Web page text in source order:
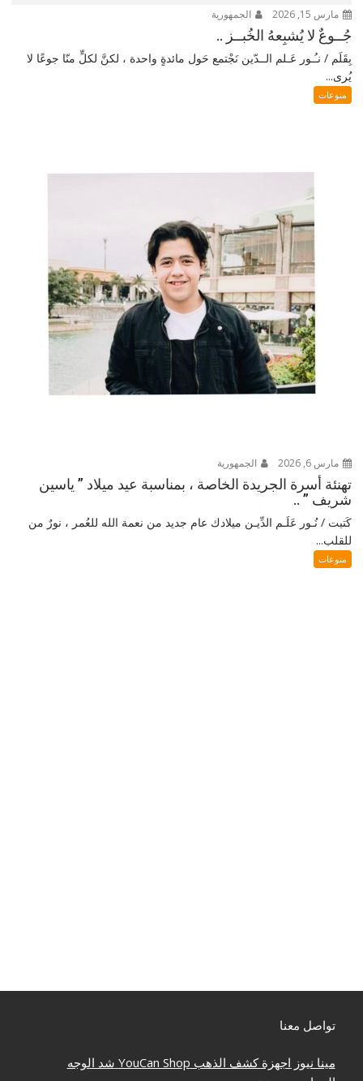
مارس 15, 2026 الجمهورية
جُــوعٌ لا يُشبِعهُ الخُبــز ..
بِقَلَم / نـُـور عَـلم الــدّين نَجْتمع حَول مائدةٍ واحدة ، لكنَّ لكلٍّ منّا جوعًا لا
يُرى...
منوعات
مارس 6, 2026 الجمهورية
تهنئة أسرة الجريدة الخاصة ، بمناسبة عيد ميلاد ” ياسين
شريف ” ..
كَتبت / نُـور عَلَـم الدِّيـن ميلادك عام جديد من نعمة الله للعُمر ، نورٌ من
للقلب...
منوعات
تواصل معنا
مينا نيوز اجهزة كشف الذهب YouCan Shop شد الوجه